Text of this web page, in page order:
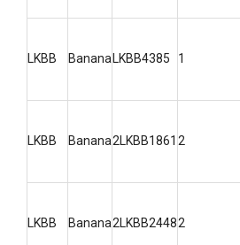
LKBB BananaLKBB4385 1
LKBB Banana2LKBB1861 2
LKBB Banana2LKBB24482